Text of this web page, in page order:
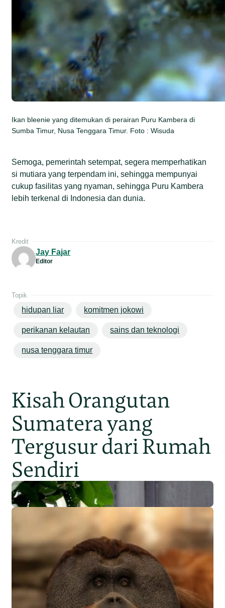
Ikan bleenie yang ditemukan di perairan Puru Kambera di
Sumba Timur, Nusa Tenggara Timur. Foto : Wisuda
Semoga, pemerintah setempat, segera memperhatikan
si mutiara yang terpendam ini, sehingga mempunyai
cukup fasilitas yang nyaman, sehingga Puru Kambera
lebih terkenal di Indonesia dan dunia.
Kredit
Jay Fajar
Editor
Topik
hidupan liar komitmen jokowi
perikanan kelautan sains dan teknologi
nusa tenggara timur
Kisah Orangutan
Sumatera yang
Tergusur dari Rumah
Sendiri